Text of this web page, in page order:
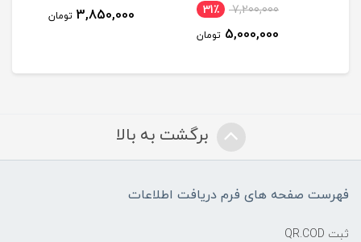
7,200,000 31٪
5,000,000 تومان
3,850,000 تومان
برگشت به بالا
فهرست صفحه های فرم دریافت اطلاعات
ثبت QR.COD